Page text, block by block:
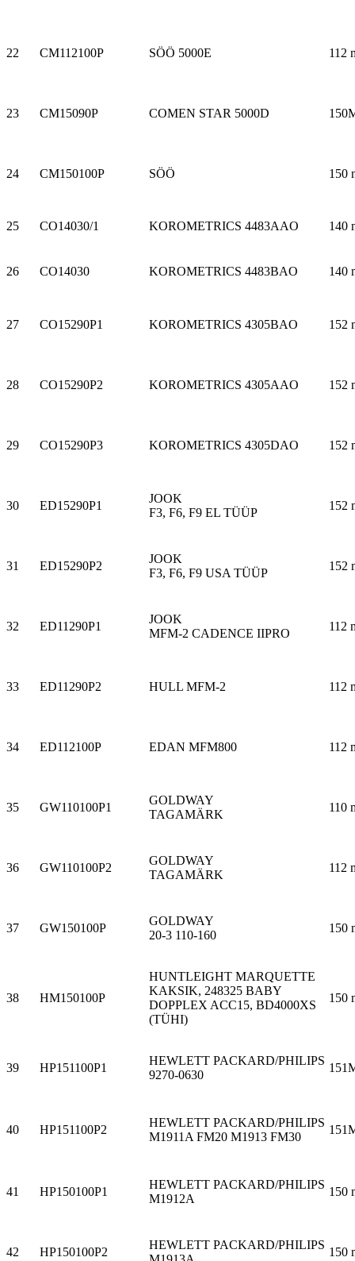
22 CM112100P SÖÖ 5000E 112
23 CM15090P COMEN STAR 5000D
24 CM150100P SÖÖ 150
25 CO14030/1 KOROMETRICS 4483AAO 140
26 CO14030 KOROMETRICS 4483BAO 140
27 CO15290P1 KOROMETRICS 4305BAO 152
28 CO15290P2 KOROMETRICS 4305AAO 152
29 CO15290P3 KOROMETRICS 4305DAO 152
30 ED15290P1
JOOK
F3, F6, F9 EL TÜÜP
152
31 ED15290P2
JOOK
F3, F6, F9 USA TÜÜP
152
32 ED11290P1
JOOK
MFM-2 CADENCE IIPRO
112
33 ED11290P2 HULL MFM-2 112
34 ED112100P EDAN MFM800 112
35 GW110100P1
GOLDWAY
TAGAMÄRK
110
36 GW110100P2
GOLDWAY
TAGAMÄRK
112
37 GW150100P
GOLDWAY
20-3 110-160
150
38 HM150100P
HUNTLEIGHT MARQUETTE
KAKSIK, 248325 BABY
DOPPLEX ACC15, BD4000XS
(TÜHI)
150
39 HP151100P1
HEWLETT PACKARD/PHILIPS
9270-0630
40 HP151100P2
HEWLETT PACKARD/PHILIPS
M1911A FM20 M1913 FM30
41 HP150100P1
HEWLETT PACKARD/PHILIPS
M1912A
150
42 HP150100P2
HEWLETT PACKARD/PHILIPS
150